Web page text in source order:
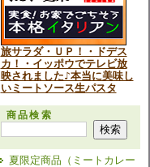
旅サラダ・ＵＰ！・ドデス
カ！・イッポウでテレビ放
映されました♪本当に美味し
いミートソース生パスタ
商品検索
夏限定商品（ミートカレー